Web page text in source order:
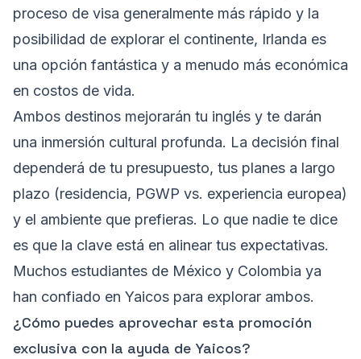
proceso de visa generalmente más rápido y la
posibilidad de explorar el continente, Irlanda es
una opción fantástica y a menudo más económica
en costos de vida.
Ambos destinos mejorarán tu inglés y te darán
una inmersión cultural profunda. La decisión final
dependerá de tu presupuesto, tus planes a largo
plazo (residencia, PGWP vs. experiencia europea)
y el ambiente que prefieras. Lo que nadie te dice
es que la clave está en alinear tus expectativas.
Muchos estudiantes de México y Colombia ya
han confiado en Yaicos para explorar ambos.
¿Cómo puedes aprovechar esta promoción
exclusiva con la ayuda de Yaicos?